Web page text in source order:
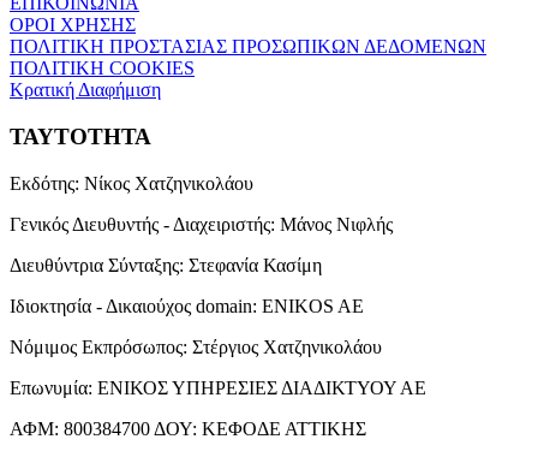
ΟΡΟΙ ΧΡΗΣΗΣ
ΠΟΛΙΤΙΚΗ ΠΡΟΣΤΑΣΙΑΣ ΠΡΟΣΩΠΙΚΩΝ ΔΕΔΟΜΕΝΩΝ
ΠΟΛΙΤΙΚΗ COOKIES
Κρατική Διαφήμιση
ΤΑΥΤΟΤΗΤΑ
Εκδότης: Νίκος Χατζηνικολάου
Γενικός Διευθυντής - Διαχειριστής: Μάνος Νιφλής
Διευθύντρια Σύνταξης: Στεφανία Κασίμη
Ιδιοκτησία - Δικαιούχος domain: ENIKOS AE
Νόμιμος Εκπρόσωπος: Στέργιος Χατζηνικολάου
Επωνυμία: ΕΝΙΚΟΣ ΥΠΗΡΕΣΙΕΣ ΔΙΑΔΙΚΤΥΟΥ ΑΕ
ΑΦΜ: 800384700 ΔΟΥ: ΚΕΦΟΔΕ ΑΤΤΙΚΗΣ